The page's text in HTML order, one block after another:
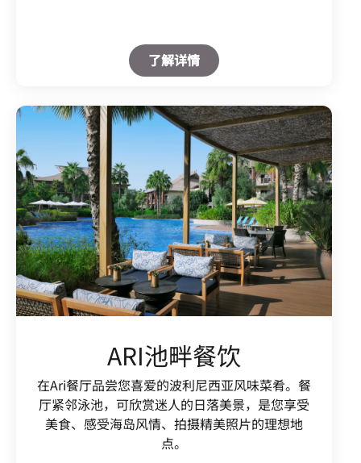
了解详情Open in New Tab
ARI池畔餐饮
在Ari餐厅品尝您喜爱的波利尼西亚风味菜肴。餐
厅紧邻泳池，可欣赏迷人的日落美景，是您享受
美食、感受海岛风情、拍摄精美照片的理想地
点。